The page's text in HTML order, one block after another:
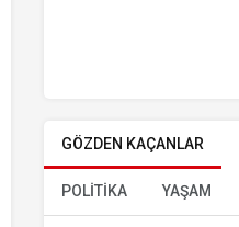
GÖZDEN KAÇANLAR
POLİTİKA YAŞAM